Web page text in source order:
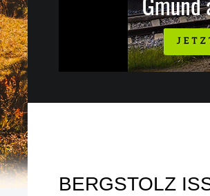
BERGSTOLZ